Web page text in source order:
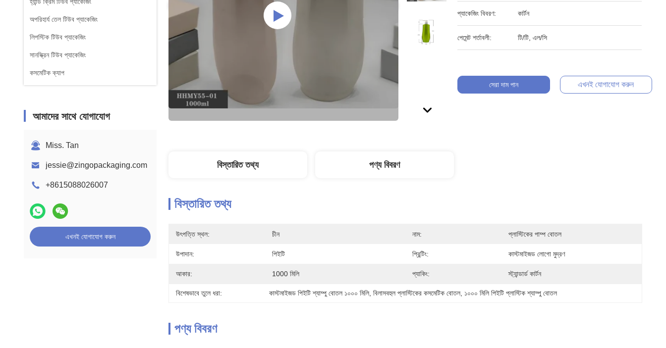
অপরিহার্য তেল টিউব প্যাকেজিং
লিপস্টিক টিউব প্যাকেজিং
সানস্ক্রিন টিউব প্যাকেজিং
কসমেটিক ক্যাপ
আমাদের সাথে যোগাযোগ
Miss. Tan
jessie@zingopackaging.com
+8615088026007
এখনই যোগাযোগ করুন
প্যাকেজিং বিবরণ: কার্টন
পেমেন্ট শর্তাবলী: টি/টি, এল/সি
সেরা দাম পান এখনই যোগাযোগ করুন
বিস্তারিত তথ্য পণ্য বিবরণ
বিস্তারিত তথ্য
উৎপত্তি স্থল: চীন নাম: প্লাস্টিকের পাম্প বোতল
উপাদান: পিইটি প্রিন্টিং: কাস্টমাইজড লোগো মুদ্রণ
আকার: 1000 মিলি প্যাকিং: স্ট্যান্ডার্ড কার্টন
বিশেষভাবে তুলে ধরা: কাস্টমাইজড পিইটি শ্যাম্পু বোতল ১০০০ মিলি , বিলাসবহুল প্লাস্টিকের কসমেটিক বোতল ১০০০ মিলি পিইটি প্লাস্টিক শ্যাম্পু বোতল
পণ্য বিবরণ